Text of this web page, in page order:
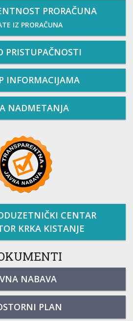
PRORAČUNA
IZ PRORAČUNA
PRISTUPAČNOSTI
INFORMACIJAMA
NADMETANJA
CENTAR
KRKA KISTANJE
NABAVA
PLAN